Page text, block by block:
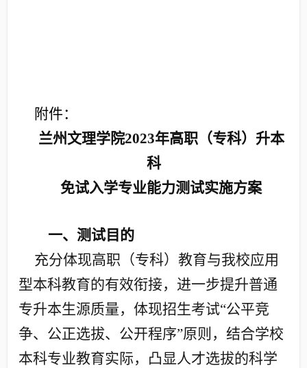
附件：
兰州文理学院2023年高职（专科）升本
科
免试入学专业能力测试实施方案
一、测试目的
充分体现高职（专科）教育与我校应用
型本科教育的有效衔接，进一步提升普通
专升本生源质量，体现招生考试“公平竞
争、公正选拔、公开程序”原则，结合学校
本科专业教育实际，凸显人才选拔的科学